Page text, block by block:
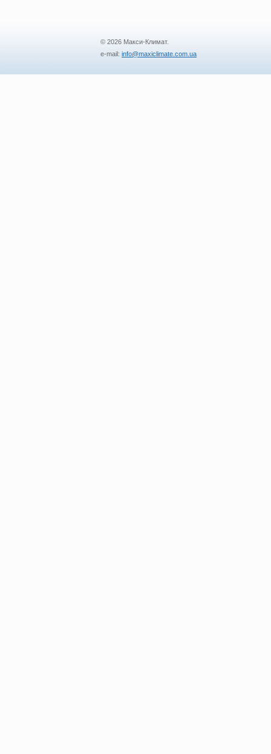
© 2026 Макси-Климат.
e-mail: info@maxiclimate.com.ua